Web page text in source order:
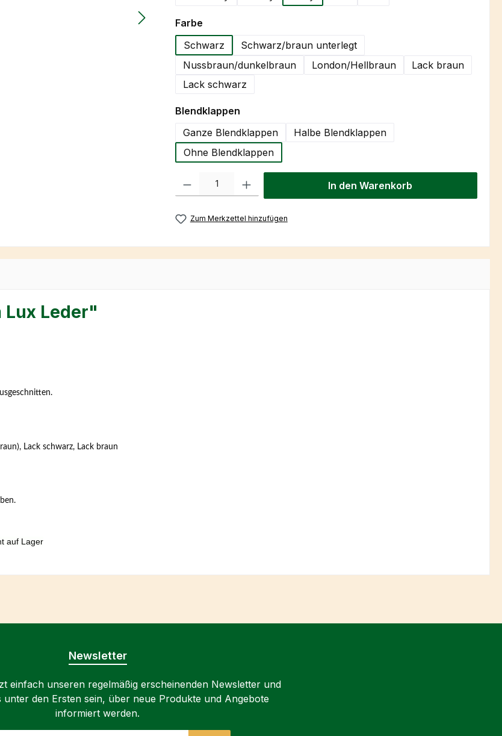
Farbeauswählen
Schwarz
Schwarz/braun unterlegt
Nussbraun/dunkelbraun
London/Hellbraun
Lack braun
Lack schwarz
Blendklappenauswählen
Ganze Blendklappen
Halbe Blendklappen
Ohne Blendklappen
Produkt Anzahl: Gib den gewünschten Wert ein oder benutze die Schaltflächen
In den Warenkorb
Zum Merkzettel hinzufügen
Leder"
Lack schwarz, Lack braun
auf Lager
Newsletter
einfach unseren regelmäßig erscheinenden Newsletter und
unter den Ersten sein, über neue Produkte und Angebote
informiert werden.